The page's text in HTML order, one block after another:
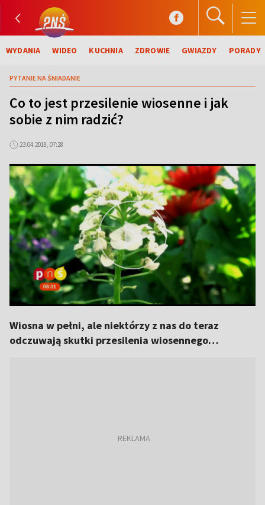
WYDANIA WIDEO KUCHNIA ZDROWIE GWIAZDY PORADY
PYTANIE NA ŚNIADANIE
Co to jest przesilenie wiosenne i jak
sobie z nim radzić?
23.04.2018, 07:28
Wiosna w pełni, ale niektórzy z nas do teraz
odczuwają skutki przesilenia wiosennego…